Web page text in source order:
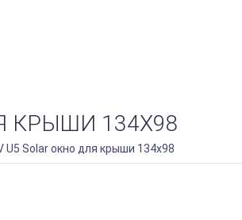
КРЫШИ 134Х98
U5 Solar окно для крыши 134х98